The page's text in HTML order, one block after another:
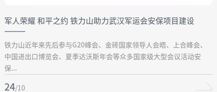
军人荣耀 和平之约 铁力山助力武汉军运会安保项目建设
铁力山近年来先后参与G20峰会、金砖国家领导人会晤、上合峰会、
中国进出口博览会、夏季达沃斯年会等众多国家级大型会议活动安
保...
24/10